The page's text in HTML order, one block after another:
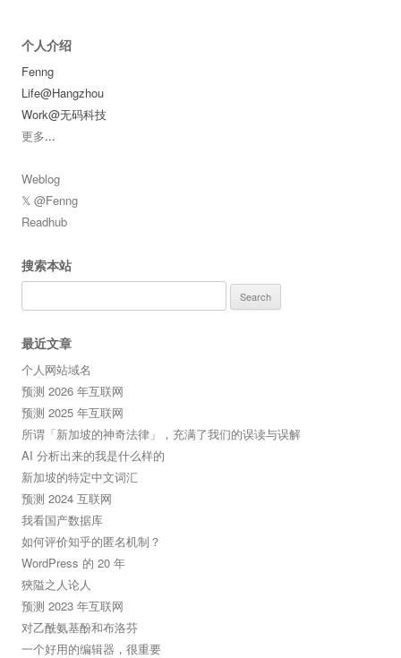
个人介绍
Fenng
Life@Hangzhou
Work@无码科技
更多...
Weblog
𝕏 @Fenng
Readhub
搜索本站
for:
最近文章
个人网站域名
预测 2026 年互联网
预测 2025 年互联网
所谓「新加坡的神奇法律」，充满了我们的误读与误解
AI 分析出来的我是什么样的
新加坡的特定中文词汇
预测 2024 互联网
我看国产数据库
如何评价知乎的匿名机制？
WordPress 的 20 年
狹隘之人论人
预测 2023 年互联网
对乙酰氨基酚和布洛芬
一个好用的编辑器，很重要